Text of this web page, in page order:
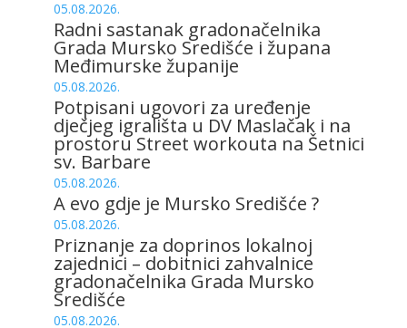
05.08.2026.
Radni sastanak gradonačelnika
Grada Mursko Središće i župana
Međimurske županije
05.08.2026.
Potpisani ugovori za uređenje
dječjeg igrališta u DV Maslačak i na
prostoru Street workouta na Šetnici
sv. Barbare
05.08.2026.
A evo gdje je Mursko Središće ?
05.08.2026.
Priznanje za doprinos lokalnoj
zajednici – dobitnici zahvalnice
gradonačelnika Grada Mursko
Središće
05.08.2026.